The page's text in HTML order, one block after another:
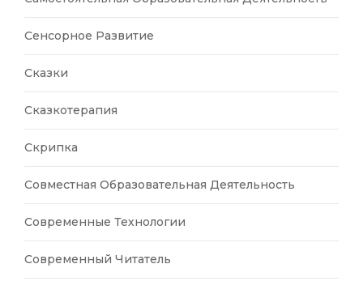
Сенсорное Развитие
Сказки
Сказкотерапия
Скрипка
Совместная Образовательная Деятельность
Современные Технологии
Современный Читатель